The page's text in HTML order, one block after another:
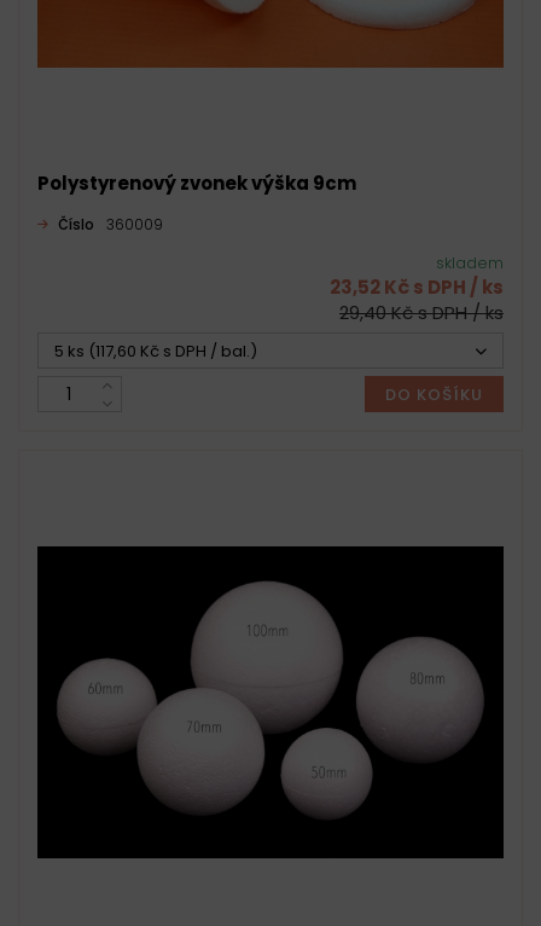
Polystyrenový zvonek výška 9cm
Číslo 360009
skladem
23,52 Kč s DPH / ks
29,40 Kč s DPH / ks
5 ks (117,60 Kč s DPH / bal.)
DO KOŠÍKU